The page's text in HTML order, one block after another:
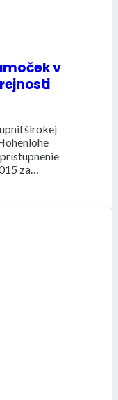
v
širokej
za…